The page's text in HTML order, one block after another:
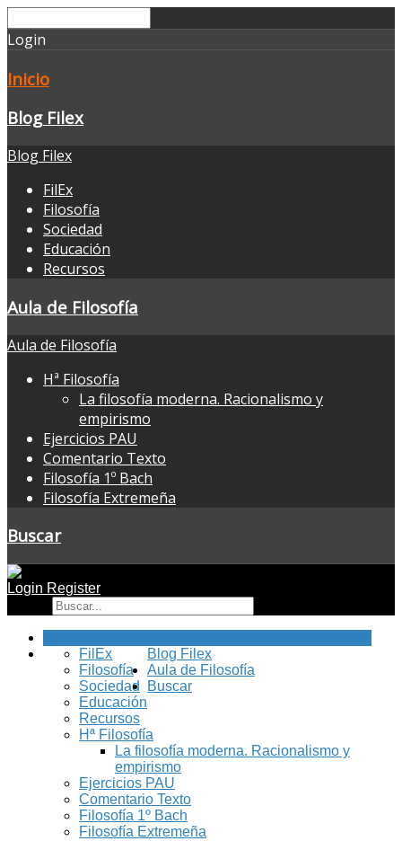
Login
Inicio
Blog Filex
Blog Filex
FilEx
Filosofía
Sociedad
Educación
Recursos
Aula de Filosofía
Aula de Filosofía
Hª Filosofía
La filosofía moderna. Racionalismo y
empirismo
Ejercicios PAU
Comentario Texto
Filosofía 1º Bach
Filosofía Extremeña
Buscar
Login Register
Blog Filex
FilEx
Filosofía
Sociedad
Educación
Recursos
Aula de Filosofía
Hª Filosofía
La filosofía moderna. Racionalismo y
empirismo
Ejercicios PAU
Comentario Texto
Filosofía 1º Bach
Filosofía Extremeña
Buscar